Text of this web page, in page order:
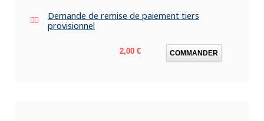
Demande de remise de paiement tiers
provisionnel
Prix
2,00 € COMMANDER